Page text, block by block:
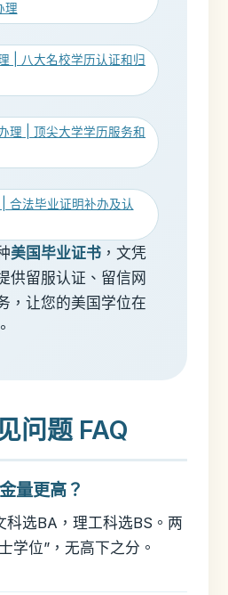
理
| 八大名校学历认证和归
理 | 顶尖大学学历服务和
合法毕业证明补办及认
美国毕业证书，文凭
供留服认证、留信网
，让您的美国学位在
问题 FAQ
量更高？
科选BA，理工科选BS。两
学位”，无高下之分。